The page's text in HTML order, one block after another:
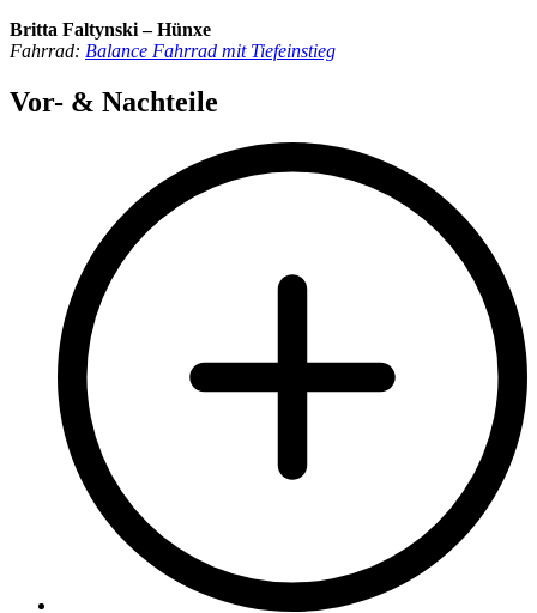
Britta Faltynski – Hünxe
Fahrrad: Balance Fahrrad mit Tiefeinstieg
Vor- & Nachteile